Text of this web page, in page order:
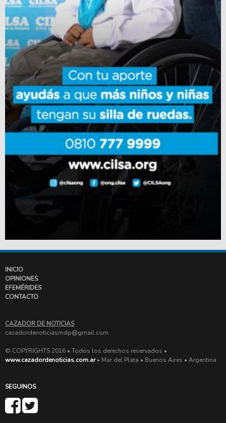
INICIO
OPINIONES
EFEMÉRIDES
CONTACTO
CAZADOR DE NOTICIAS
cazadordenoticiasmdp@gmail.com
© COPYRIGHTS 2016 • Todos los derechos reservados •
www.cazadordenoticias.com.ar• Mar del Plata • Buenos Aires • Argentina
SEGUINOS